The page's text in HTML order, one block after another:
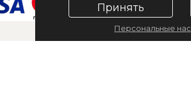
Принять
Персональные